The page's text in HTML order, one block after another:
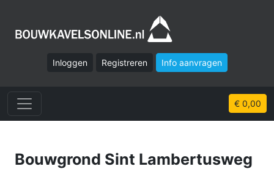
Inloggen Registreren Info aanvragen
€ 0,00
Bouwgrond Sint Lambertusweg